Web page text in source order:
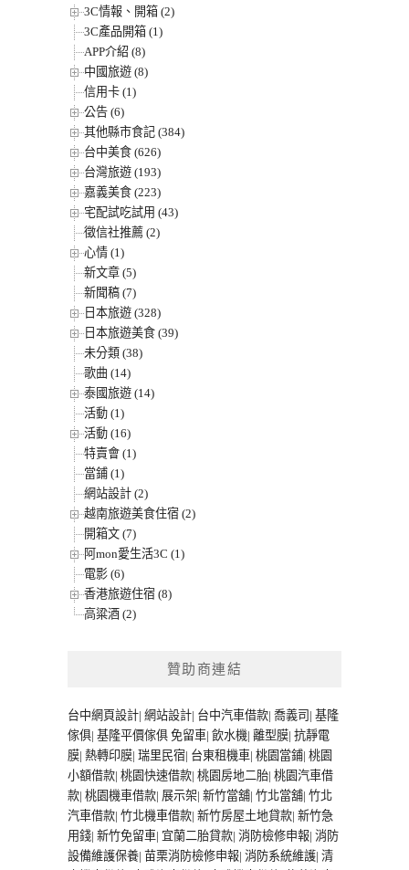
3C情報、開箱 (2)
3C產品開箱 (1)
APP介紹 (8)
中國旅遊 (8)
信用卡 (1)
公告 (6)
其他縣市食記 (384)
台中美食 (626)
台灣旅遊 (193)
嘉義美食 (223)
宅配試吃試用 (43)
徵信社推薦 (2)
心情 (1)
新文章 (5)
新聞稿 (7)
日本旅遊 (328)
日本旅遊美食 (39)
未分類 (38)
歌曲 (14)
泰國旅遊 (14)
活動 (1)
活動 (16)
特賣會 (1)
當鋪 (1)
網站設計 (2)
越南旅遊美食住宿 (2)
開箱文 (7)
阿mon愛生活3C (1)
電影 (6)
香港旅遊住宿 (8)
高粱酒 (2)
贊助商連結
台中網頁設計| 網站設計| 台中汽車借款| 喬義司 | 基隆
傢俱| 基隆平價傢俱 免留車| 飲水機| 離型膜| 抗靜電
膜| 熱轉印膜| 瑞里民宿| 台東租機車| 桃園當鋪| 桃園
小額借款| 桃園快速借款| 桃園房地二胎| 桃園汽車借
款| 桃園機車借款| 展示架| 新竹當舖| 竹北當舖| 竹北
汽車借款| 竹北機車借款| 新竹房屋土地貸款| 新竹急
用錢| 新竹免留車| 宜蘭二胎貸款| 消防檢修申報| 消防
設備維護保養| 苗栗消防檢修申報| 消防系統維護| 清